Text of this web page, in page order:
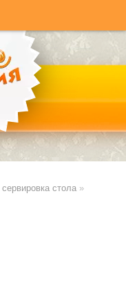
сервировка стола »